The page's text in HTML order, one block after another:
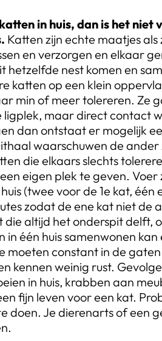
in huis, dan is het
Katten zijn echte maatjes
en verzorgen en elkaar
hetzelfde nest komen en
katten op een klein
min of meer tolereren. Ze
maar direct contact
dan ontstaat er mogelijk
waarschuwen de ander
die elkaars slechts
eigen plek te geven.
(twee voor de 1e kat, één
zodat de ene kat niet de
die altijd het onderspit delft,
één huis samenwonen
moeten constant in de
kennen weinig rust.
in huis, krabben aan
fijn leven voor een kat.
doen. Je dierenarts of een